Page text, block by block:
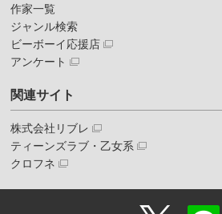
作家一覧
ジャンル検索
ビーボーイ応援店
アンケート
関連サイト
株式会社リブレ
ティーンズラブ・乙女系
クロフネ